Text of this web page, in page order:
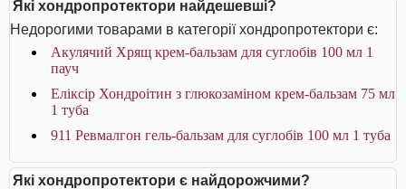
Які хондропротектори найдешевші?
Недорогими товарами в категорії хондропротектори є:
Акулячий Хрящ крем-бальзам для суглобів 100 мл 1
пауч
Еліксір Хондроітин з глюкозаміном крем-бальзам 75 мл
1 туба
911 Ревмалгон гель-бальзам для суглобів 100 мл 1 туба
Які хондропротектори є найдорожчими?